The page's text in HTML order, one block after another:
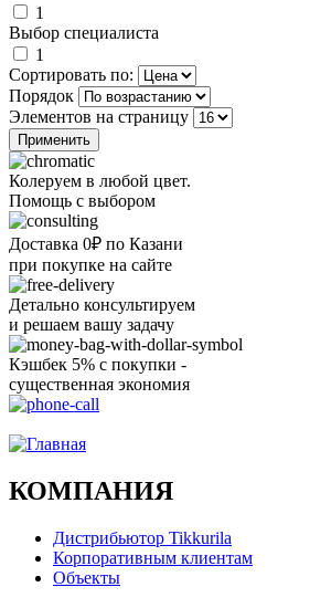
1
Выбор специалиста
1
Сортировать по:
Порядок
Элементов на страницу
Колеруем в любой цвет.
Помощь с выбором
Доставка 0₽ по Казани
при покупке на сайте
Детально консультируем
и решаем вашу задачу
Кэшбек 5% с покупки -
существенная экономия
КОМПАНИЯ
Дистрибьютор Tikkurila
Корпоративным клиентам
Объекты